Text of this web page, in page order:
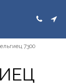
7300